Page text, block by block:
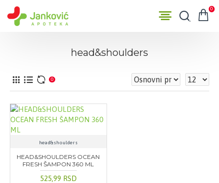
0
head&shoulders
0
head&shoulders
HEAD&SHOULDERS OCEAN
FRESH ŠAMPON 360 ML
525,99 RSD